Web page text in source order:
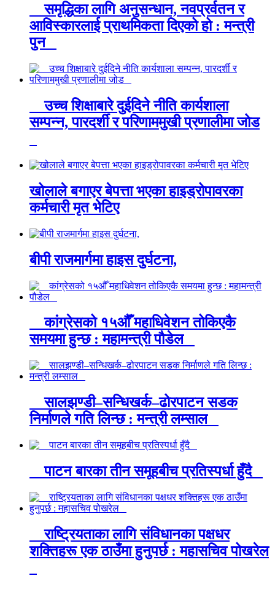
समृद्धिका लागि अनुसन्धान, नवप्रर्वतन र
आविस्कारलाई प्राथमिकता दिएको हो : मन्त्री
पुन
उच्च शिक्षाबारे दुईदिने नीति कार्यशाला
सम्पन्न, पारदर्शी र परिणाममुखी प्रणालीमा जोड
खोलाले बगाएर बेपत्ता भएका हाइड्रोपावरका
कर्मचारी मृत भेटिए
बीपी राजमार्गमा हाइस दुर्घटना,
कांग्रेसको १५औँ महाधिवेशन तोकिएकै
समयमा हुन्छ : महामन्त्री पौडेल
सालझण्डी–सन्धिखर्क–ढोरपाटन सडक
निर्माणले गति लिन्छ : मन्त्री लम्साल
पाटन बारका तीन समूहबीच प्रतिस्पर्धा हुँदै
राष्ट्रियताका लागि संविधानका पक्षधर
शक्तिहरू एक ठाउँमा हुनुपर्छ : महासचिव पोखरेल